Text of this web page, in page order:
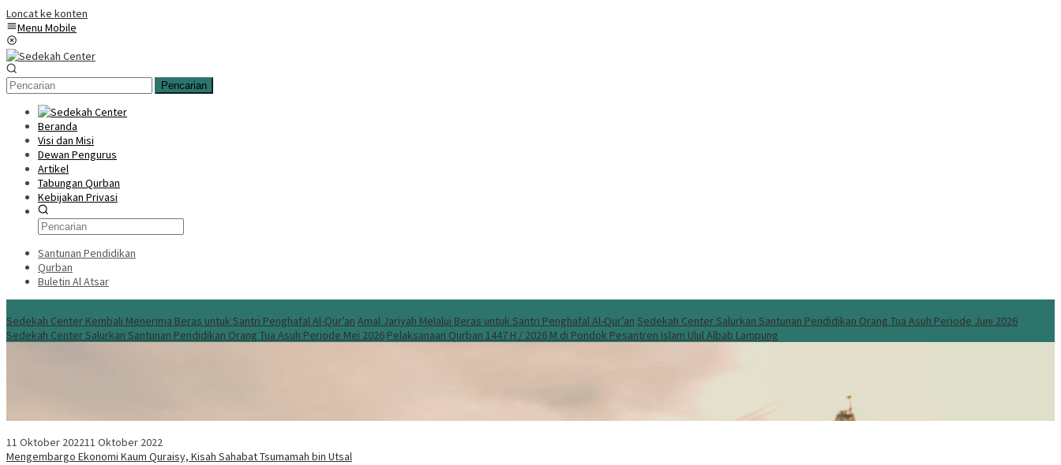
Loncat ke konten
Menu Mobile
Pencarian
Beranda
Visi dan Misi
Dewan Pengurus
Artikel
Tabungan Qurban
Kebijakan Privasi
Santunan Pendidikan
Qurban
Buletin Al Atsar
Sedekah Center Kembali Menerima Beras untuk Santri Penghafal Al-Qur’an Amal Jariyah Melalui Beras untuk Santri Penghafal Al-Qur’an Sedekah Center Salurkan Santunan Pendidikan Orang Tua Asuh Periode Juni 2026
Sedekah Center Salurkan Santunan Pendidikan Orang Tua Asuh Periode Mei 2026 Pelaksanaan Qurban 1447 H / 2026 M di Pondok Pesantren Islam Ulul Albab Lampung
11 Oktober 202211 Oktober 2022
Mengembargo Ekonomi Kaum Quraisy, Kisah Sahabat Tsumamah bin Utsal